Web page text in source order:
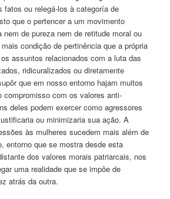
fatos ou relegá-los à categoría de
que o pertencer a um movimento
de pureza nem de retitude moral ou
condição de pertinência que a própria
assuntos relacionados com a luta das
ridicuralizados ou diretamente
que em nosso entorno hajam muitos
compromisso com os valores anti-
deles podem exercer como agressores
ou minimizaria sua ação. A
às mulheres sucedem mais além de
entorno que se mostra desde esta
dos valores morais patriarcais, nos
uma realidade que se impôe de
atrás da outra.